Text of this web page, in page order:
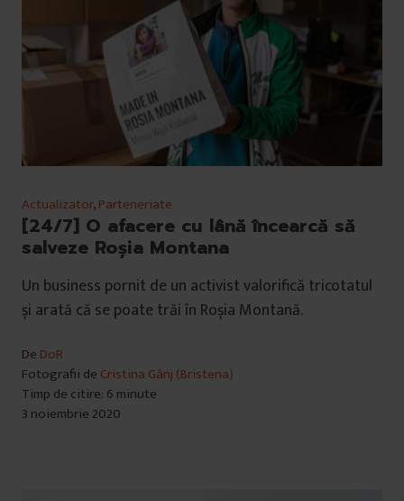
Actualizator,Parteneriate
[24/7] O afacere cu lână încearcă să
salveze Roșia Montana
Un business pornit de un activist valorifică tricotatul
și arată că se poate trăi în Roșia Montană.
De DoR
Fotografii de Cristina Gânj (Bristena)
Timp de citire: 6 minute
3 noiembrie 2020